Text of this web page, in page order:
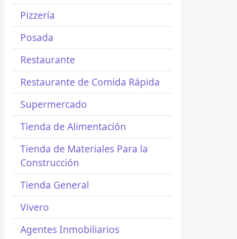
Pizzería
Posada
Restaurante
Restaurante de Comida Rápida
Supermercado
Tienda de Alimentación
Tienda de Materiales Para la
Construcción
Tienda General
Vivero
Agentes Inmobiliarios